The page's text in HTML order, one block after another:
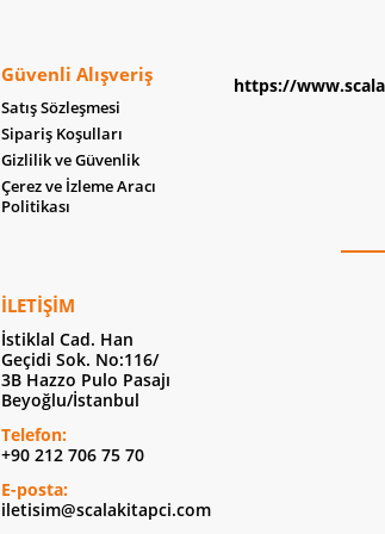
Güvenli Alışveriş
Satış Sözleşmesi
Sipariş Koşulları
Gizlilik ve Güvenlik
Çerez ve İzleme Aracı
Politikası
İLETIŞIM
İstiklal Cad. Han
Geçidi Sok. No:116/
3B Hazzo Pulo Pasajı
Beyoğlu/İstanbul
Telefon:
+90 212 706 75 70
E-posta:
iletisim@scalakitapci.com
https://